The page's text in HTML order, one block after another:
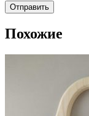
Похожие